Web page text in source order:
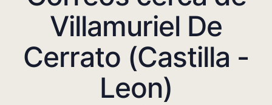
Villamuriel De
Cerrato (Castilla -
Leon)